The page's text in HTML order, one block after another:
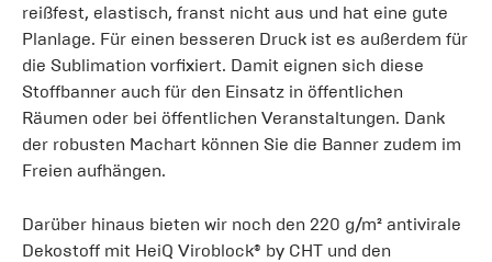
reißfest, elastisch, franst nicht aus und hat eine gute
Planlage. Für einen besseren Druck ist es außerdem für
die Sublimation vorfixiert. Damit eignen sich diese
Stoffbanner auch für den Einsatz in öffentlichen
Räumen oder bei öffentlichen Veranstaltungen. Dank
der robusten Machart können Sie die Banner zudem im
Freien aufhängen.
Darüber hinaus bieten wir noch den 220 g/m² antivirale
Dekostoff mit HeiQ Viroblock® by CHT und den